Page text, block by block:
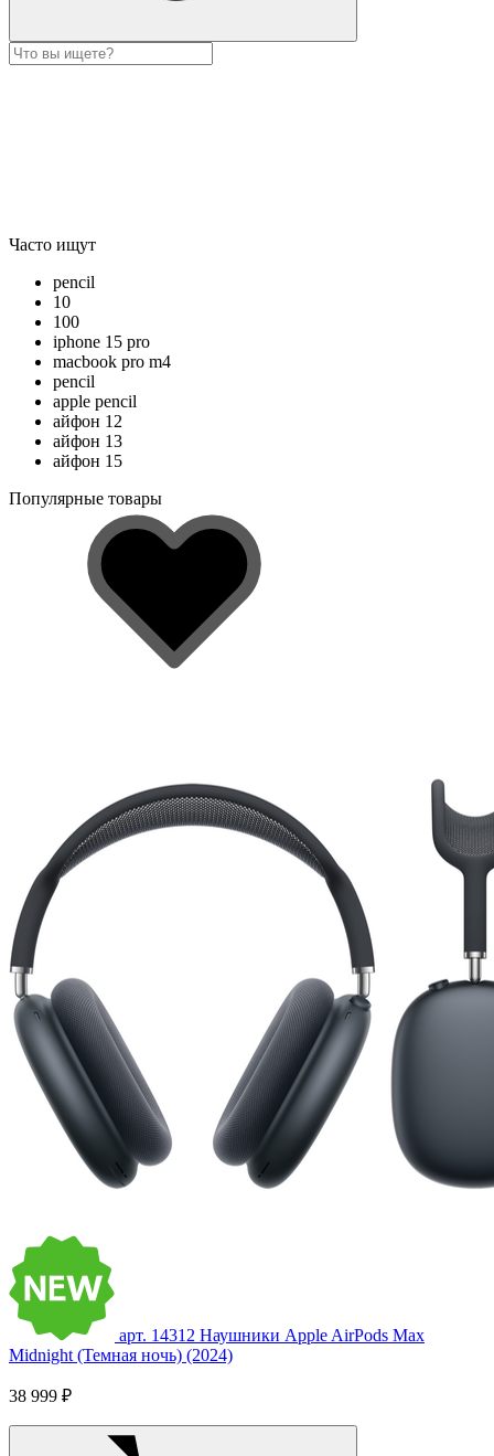
Часто ищут
pencil
10
100
iphone 15 pro
macbook pro m4
pencil
apple pencil
айфон 12
айфон 13
айфон 15
Популярные товары
арт. 14312 Наушники Apple AirPods Max
Midnight (Темная ночь) (2024)
38 999 ₽